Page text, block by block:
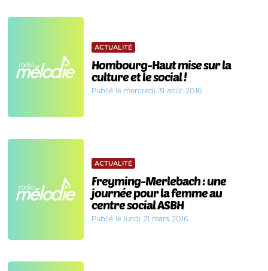
ACTUALITÉ
Hombourg-Haut mise sur la
culture et le social !
Publié le mercredi 31 août 2016
ACTUALITÉ
Freyming-Merlebach : une
journée pour la femme au
centre social ASBH
Publié le lundi 21 mars 2016